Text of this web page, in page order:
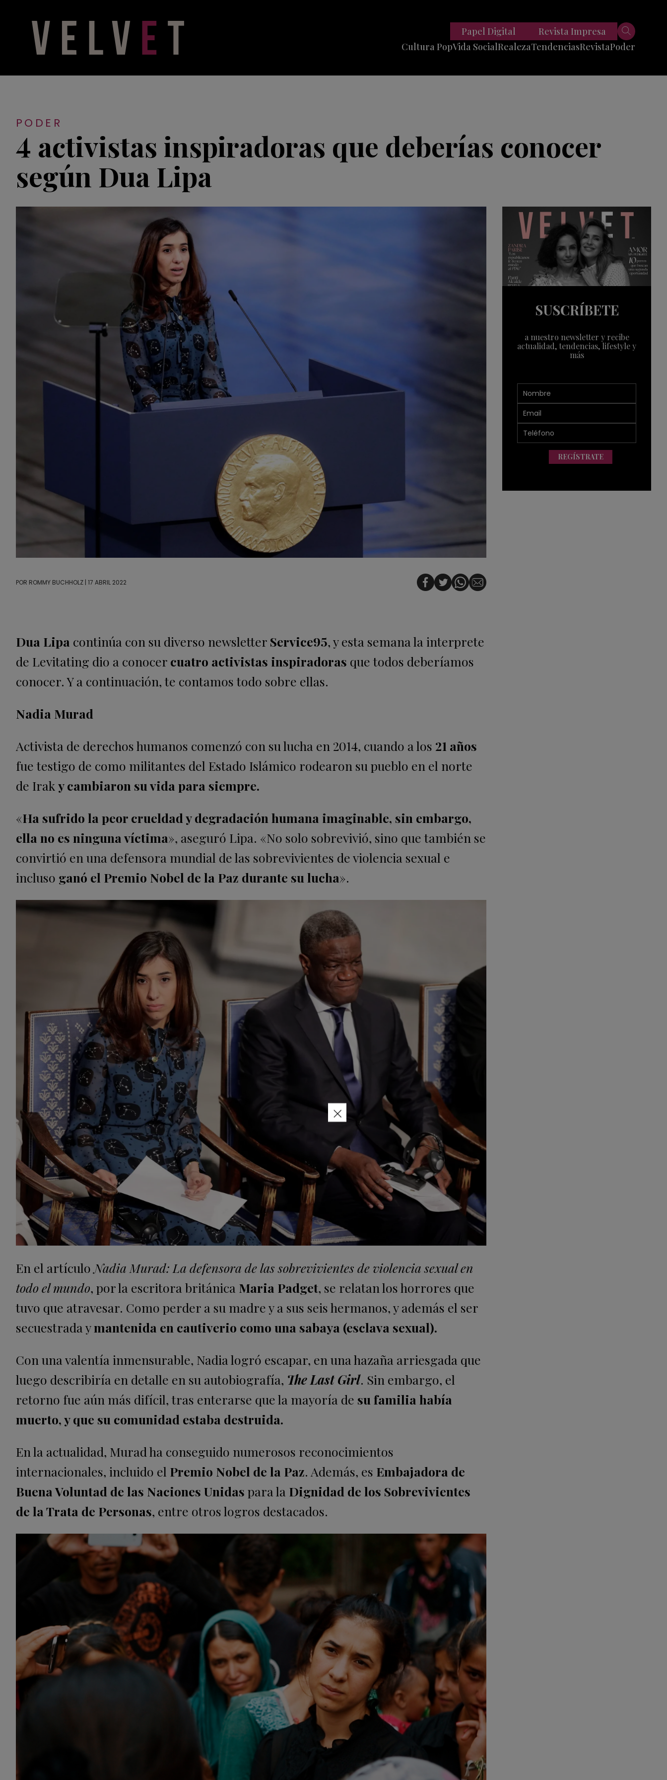
Cultura PopVida SocialRealezaTendencias
Viajes
Tech
RevistaPoder
Papel Digital Revista Impresa
PODER
4 activistas inspiradoras que deberías conocer
según Dua Lipa
POR ROMMY BUCHHOLZ | 17 ABRIL 2022
Dua Lipa continúa con su diverso newsletter Service95, y esta semana la interprete
de Levitating dio a conocer cuatro activistas inspiradoras que todos deberíamos
conocer. Y a continuación, te contamos todo sobre ellas.
Nadia Murad
Activista de derechos humanos comenzó con su lucha en 2014, cuando a los 21 años
fue testigo de como militantes del Estado Islámico rodearon su pueblo en el norte
de Irak y cambiaron su vida para siempre.
«Ha sufrido la peor crueldad y degradación humana imaginable, sin embargo,
ella no es ninguna víctima», aseguró Lipa. «No solo sobrevivió, sino que también se
convirtió en una defensora mundial de las sobrevivientes de violencia sexual e
incluso ganó el Premio Nobel de la Paz durante su lucha».
En el artículoNadia Murad: La defensora de las sobrevivientes de violencia sexual en
todo el mundo, por la escritora británica Maria Padget, se relatan los horrores que
tuvo que atravesar. Como perder a su madre y a sus seis hermanos, y además el ser
secuestrada ymantenida en cautiverio como una sabaya (esclava sexual).
Con una valentía inmensurable, Nadia logró escapar, en una hazaña arriesgada que
luego describiría en detalle en su autobiografía, The Last Girl. Sin embargo, el
retorno fue aún más difícil, tras enterarse que la mayoría de su familia había
muerto, y que su comunidad estaba destruida.
En la actualidad, Murad ha conseguido numerosos reconocimientos
internacionales, incluido el Premio Nobel de la Paz. Además, es Embajadora de
Buena Voluntad de las Naciones Unidas para la Dignidad de los Sobrevivientes
de la Trata de Personas, entre otros logros destacados.
SUSCRÍBETE
a nuestro newsletter y recibe
actualidad, tendencias, lifestyle y
más
REGÍSTRATE
×